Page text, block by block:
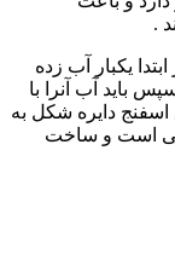
.
یکبار آب زده
پف کند ، سپس باید آب آنرا با
اسفنج دایره شکل به
خوبی است و ساخت